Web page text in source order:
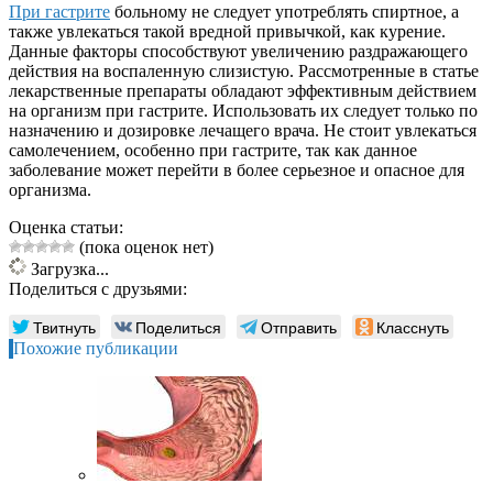
При гастрите больному не следует употреблять спиртное, а
также увлекаться такой вредной привычкой, как курение.
Данные факторы способствуют увеличению раздражающего
действия на воспаленную слизистую. Рассмотренные в статье
лекарственные препараты обладают эффективным действием
на организм при гастрите. Использовать их следует только по
назначению и дозировке лечащего врача. Не стоит увлекаться
самолечением, особенно при гастрите, так как данное
заболевание может перейти в более серьезное и опасное для
организма.
Оценка статьи:
(пока оценок нет)
Загрузка...
Поделиться с друзьями:
Твитнуть Поделиться Отправить Класснуть
Похожие публикации